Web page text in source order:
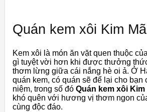
Quán kem xôi Kim Mã
Kem xôi là món ăn vặt quen thuộc
gì tuyệt vời hơn khi được thưởng
thơm lừng giữa cái nắng hè oi ả. Ở
quán kem, có quán sẽ để lại cho bạn
niệm, trong số đó Quán kem xôi Kim
khó quên với hương vị thơm ngon
cùng độc đáo.